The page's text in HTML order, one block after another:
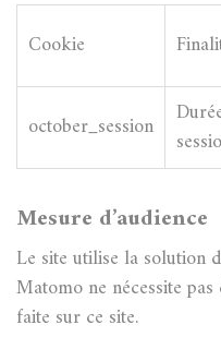
Cookie
october_session
Mesure d’audience
Le site utilise la solution
Matomo ne nécessite
faite sur ce site.